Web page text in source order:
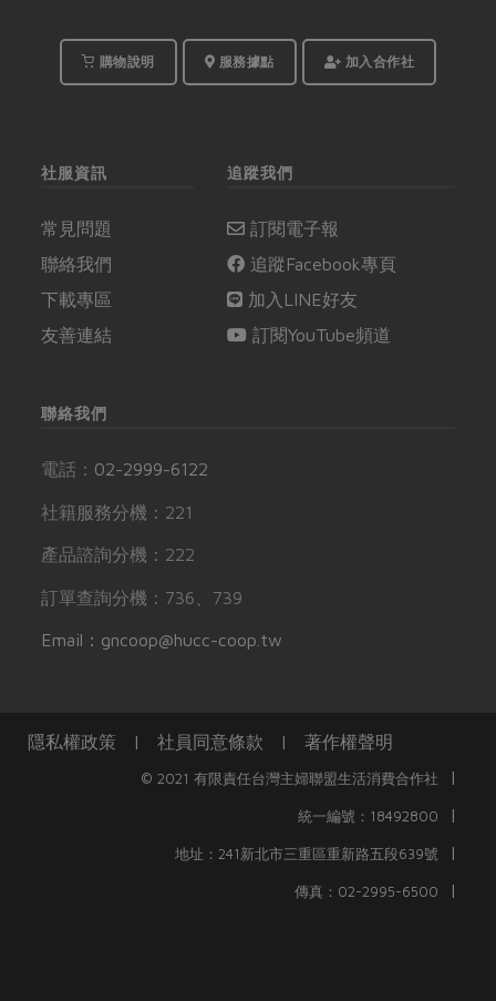
購物說明 服務據點 加入合作社
社服資訊
常見問題
聯絡我們
下載專區
友善連結
追蹤我們
訂閱電子報
追蹤Facebook專頁
加入LINE好友
訂閱YouTube頻道
聯絡我們
電話： 02-2999-6122
社籍服務分機：221
產品諮詢分機：222
訂單查詢分機：736、739
Email：gncoop@hucc-coop.tw
隱私權政策 | 社員同意條款 | 著作權聲明
© 2021 有限責任台灣主婦聯盟生活消費合作社 |
統一編號：18492800 |
地址：241新北市三重區重新路五段639號 |
傳真：02-2995-6500 |